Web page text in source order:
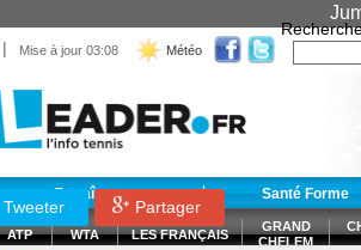
| Mise à jour 03:08 Météo
Entraînement Santé Forme
ATP WTA LES FRANÇAIS
GRAND
CHELEM
Tweeter Partager